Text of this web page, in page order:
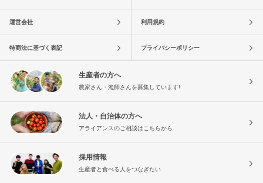
運営会社 利用規約
特商法に基づく表記 プライバシーポリシー
生産者の方へ
農家さん・漁師さんを募集しています!
法人・自治体の方へ
アライアンスのご相談はこちらから
採用情報
生産者と食べる人をつなぎたい